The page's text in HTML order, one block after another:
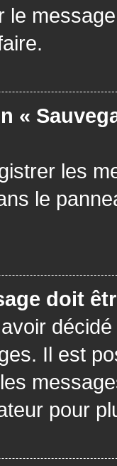
le
«
les
le
doit
avoir
Il est
pour